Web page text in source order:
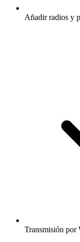
Añadir radios y
Transmisión